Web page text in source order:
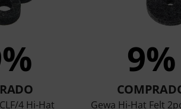
4 Hi-Hat
9%
Gewa Hi-Hat Felt